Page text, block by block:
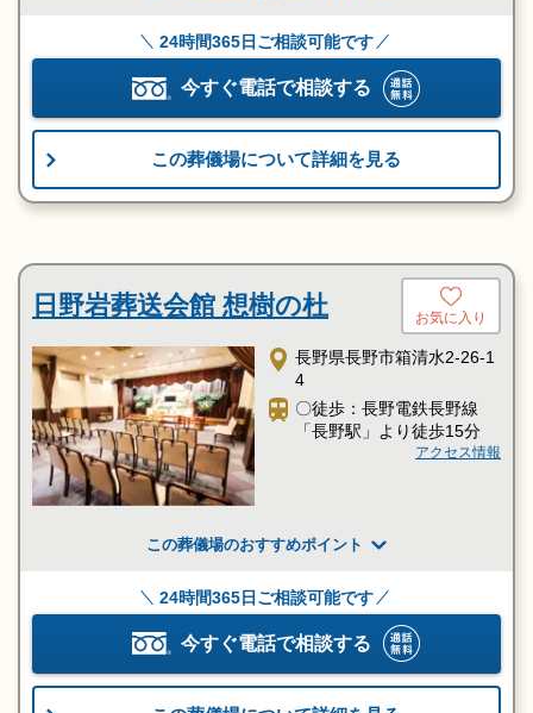
24時間365日ご相談可能です
今すぐ電話で相談する
この葬儀場について詳細を見る
日野岩葬送会館 想樹の杜 お気に入り
長野県長野市箱清水2-26-1
4
〇徒歩：長野電鉄長野線
「長野駅」より徒歩15分
アクセス情報
この葬儀場のおすすめポイント
24時間365日ご相談可能です
今すぐ電話で相談する